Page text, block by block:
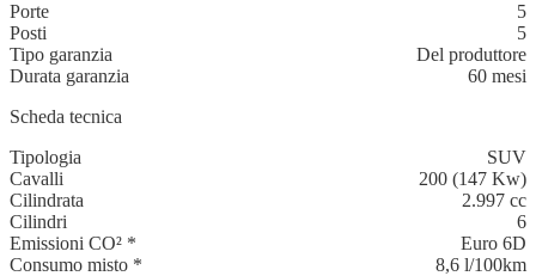
Porte
5
Posti
5
Tipo garanzia
Del produttore
Durata garanzia
60 mesi
Scheda tecnica
Tipologia
SUV
Cavalli
200 (147 Kw)
Cilindrata
2.997 cc
Cilindri
6
Emissioni CO² *
Euro 6D
Consumo misto *
8,6 l/100km